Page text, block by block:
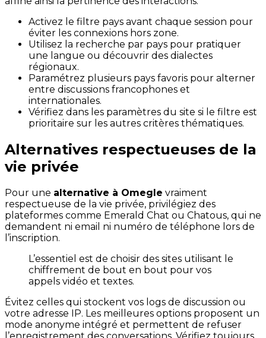
Activez le filtre pays avant chaque session pour
éviter les connexions hors zone.
Utilisez la recherche par pays pour pratiquer
une langue ou découvrir des dialectes
régionaux.
Paramétrez plusieurs pays favoris pour alterner
entre discussions francophones et
internationales.
Vérifiez dans les paramètres du site si le filtre est
prioritaire sur les autres critères thématiques.
Alternatives respectueuses de la
vie privée
Pour une alternative à Omegle vraiment
respectueuse de la vie privée, privilégiez des
plateformes comme Emerald Chat ou Chatous, qui ne
demandent ni email ni numéro de téléphone lors de
l’inscription.
L’essentiel est de choisir des sites utilisant le
chiffrement de bout en bout pour vos
appels vidéo et textes.
Évitez celles qui stockent vos logs de discussion ou
votre adresse IP. Les meilleures options proposent un
mode anonyme intégré et permettent de refuser
l’enregistrement des conversations. Vérifiez toujours